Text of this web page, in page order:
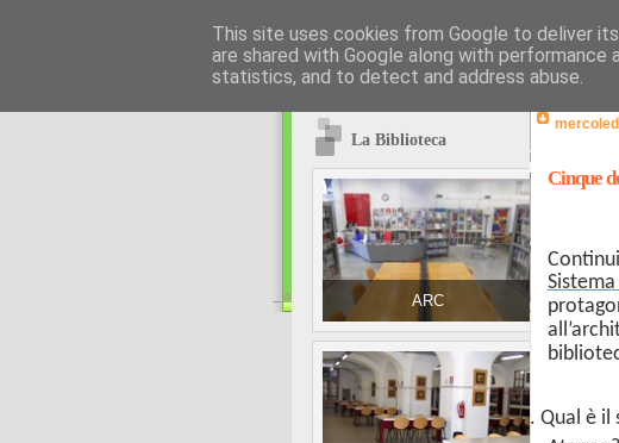
La Biblioteca
ARC
Cinque
1. Qual è il
This site uses cookies from Google to deliver
are shared with Google along with
statistics, and to detect and address abuse.